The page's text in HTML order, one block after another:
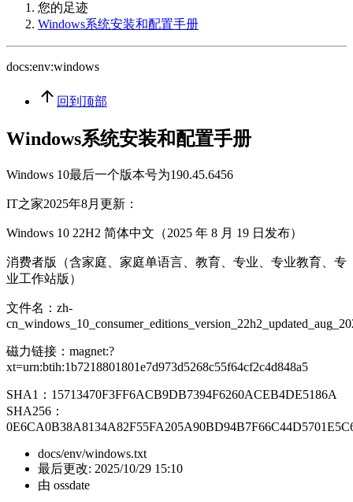
您的足迹
Windows系统安装和配置手册
docs:env:windows
回到顶部
Windows系统安装和配置手册
Windows 10最后一个版本号为190.45.6456
IT之家2025年8月更新：
Windows 10 22H2 简体中文（2025 年 8 月 19 日发布）
消费者版（含家庭、家庭单语言、教育、专业、专业教育、专
业工作站版）
文件名：zh-
磁力链接：magnet:?
xt=urn:btih:1b7218801801e7d973d5268c55f64cf2c4d848a5
SHA1：15713470F3FF6ACB9DB7394F6260ACEB4DE5186A
SHA256：
docs/env/windows.txt
最后更改: 2025/10/29 15:10
由 ossdate